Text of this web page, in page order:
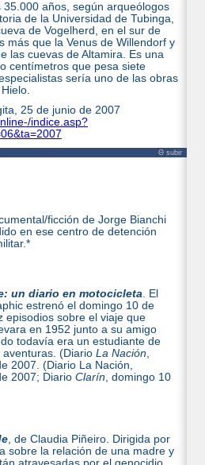
años, según arqueólogos
de la Universidad de Tubinga,
de Vogelherd, en el sur de
más que la Venus de Willendorf y
las cuevas de Altamira. Es una
centímetros que pesa siete
sería uno de las obras
25 de junio de 2007
indice.asp?
Θ subir
ficción de Jorge Bianchi
en ese centro de detención
un diario en motocicleta. El
estrenó el domingo 10 de
episodios sobre el viaje que
en 1952 junto a su amigo
todavía era un estudiante de
(Diario La Nación,
2007. (Diario La Nación,
2007; Diario Clarín, domingo 10
, de Claudia Piñeiro. Dirigida por
sobre la relación de una madre y